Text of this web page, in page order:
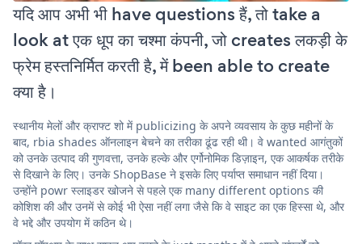
यदि आप अभी भी have questions हैं, तो take a
look at एक धूप का चश्मा कंपनी, जो creates लकड़ी के
फ्रेम हस्तनिर्मित करती है, में been able to create
क्या है।
स्थानीय मेलों और क्राफ्ट शो में publicizing के अपने व्यवसाय के कुछ महीनों के
बाद, rbia shades ऑनलाइन बेचने का तरीका ढूंढ रही थी। वे wanted आगंतुकों
को उनके उत्पाद की गुणवत्ता, उनके हल्के और एर्गोनोमिक डिज़ाइन, एक आकर्षक तरीके
से दिखाने के लिए। उनके ShopBase ने इसके लिए पर्याप्त समाधान नहीं दिया।
उन्होंने powr स्लाइडर खोजने से पहले एक many different options की
कोशिश की और उनमें से कोई भी ऐसा नहीं लगा जैसे कि वे साइट का एक हिस्सा थे, और
वे भद्दे और उपयोग में कठिन थे।